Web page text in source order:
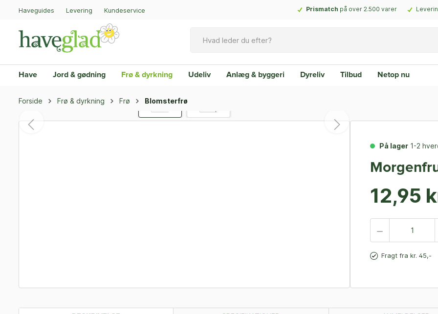
Haveguides Levering Kundeservice Prismatch på over 2.500 varer
Have Jord & gødning Frø & dyrkning Udeliv Anlæg & byggeri Dyreliv Tilbud Netop nu
Forside Frø & dyrkning Frø Blomsterfrø
På lager 1-2
12,95
Fragt fra kr. 45,-